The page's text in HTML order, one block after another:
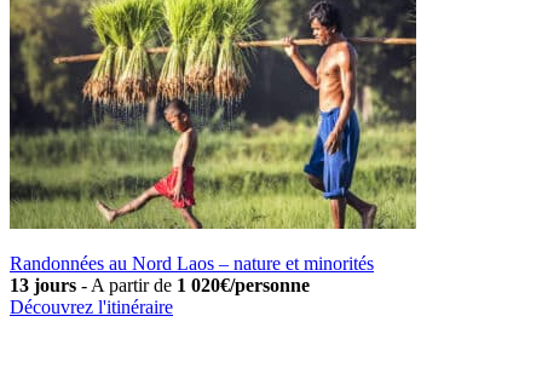
Randonnées au Nord Laos – nature et minorités
13 jours - A partir de 1 020€/personne
Découvrez l'itinéraire